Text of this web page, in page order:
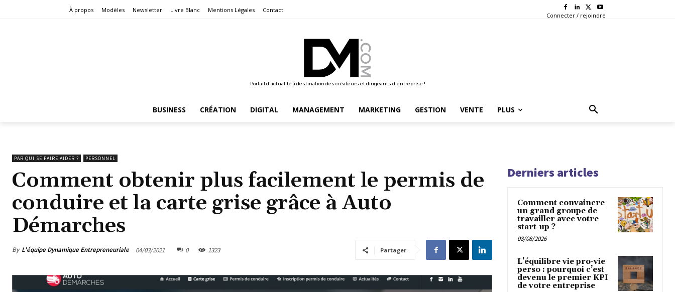
À propos Modèles Newsletter Livre Blanc Mentions Légales Contact
Connecter / rejoindre
Portail d'actualité à destination des créateurs et dirigeants d'entreprise !
BUSINESS CRÉATION DIGITAL MANAGEMENT MARKETING GESTION VENTE PLUS
PAR QUI SE FAIRE AIDER ? PERSONNEL
Comment obtenir plus facilement le permis de
conduire et la carte grise grâce à Auto
Démarches
By L'équipe Dynamique Entrepreneuriale 04/03/2021 0 1323 Partager
Derniers articles
Comment convaincre
un grand groupe de
travailler avec votre
start-up ?
08/08/2026
L’équilibre vie pro-vie
perso : pourquoi c’est
devenu le premier KPI
de votre entreprise